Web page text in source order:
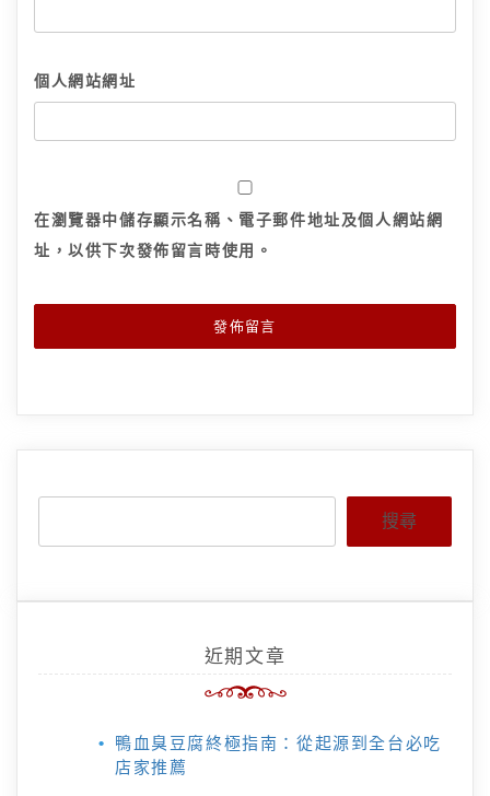
個人網站網址
在瀏覽器中儲存顯示名稱、電子郵件地址及個人網站網
址，以供下次發佈留言時使用。
搜尋
近期文章
鴨血臭豆腐終極指南：從起源到全台必吃
店家推薦